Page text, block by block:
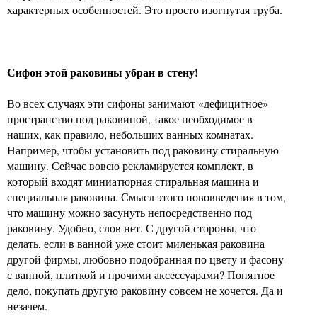
характерных особенностей. Это просто изогнутая труба.
Сифон этой раковины убран в стену!
Во всех случаях эти сифоны занимают «дефицитное»
пространство под раковиной, такое необходимое в
наших, как правило, небольших ванных комнатах.
Например, чтобы установить под раковину стиральную
машину. Сейчас вовсю рекламируется комплект, в
который входят миниатюрная стиральная машина и
специальная раковина. Смысл этого нововведения в том,
что машину можно засунуть непосредственно под
раковину. Удобно, слов нет. С другой стороны, что
делать, если в ванной уже стоит миленькая раковина
другой фирмы, любовно подобранная по цвету и фасону
с ванной, плиткой и прочими аксессуарами? Понятное
дело, покупать другую раковину совсем не хочется. Да и
незачем.